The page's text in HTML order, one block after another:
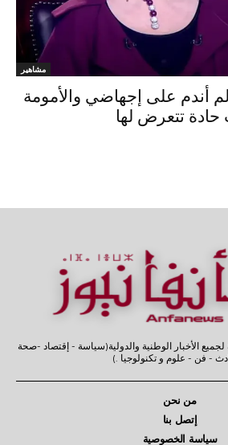
مشاهير
لم أندم على إجهاضي والأمومة
حادة تتعرض لها
لجميع الأخبار الوطنية والدولية(سياسة - إقتصاد -صحة
- فن - علوم و تكنولوجيا .)
من نحن
إتصل بنا
سياسة الخصوصية